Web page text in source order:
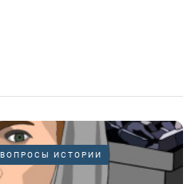
ВОПРОСЫ ИСТОРИИ